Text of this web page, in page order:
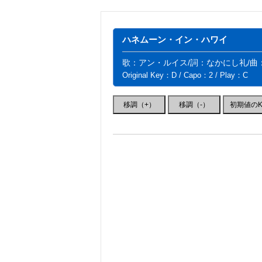
ハネムーン・イン・ハワイ
歌：アン・ルイス/詞：なかにし礼/曲
Original Key：D / Capo：2 / Play：C